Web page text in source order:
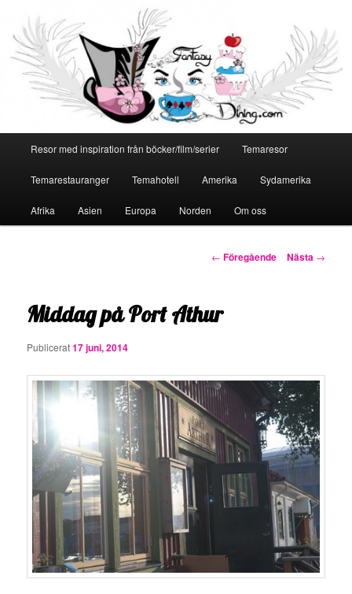
Hoppa
till
primärt
Resor med inspiration från böcker/film/serier Temaresor
Temarestauranger Temahotell Amerika Sydamerika
Afrika Asien Europa Norden Om oss
Inläggsnavigering
← Föregående Nästa →
Middag på Port Athur
Publicerat17 juni, 2014